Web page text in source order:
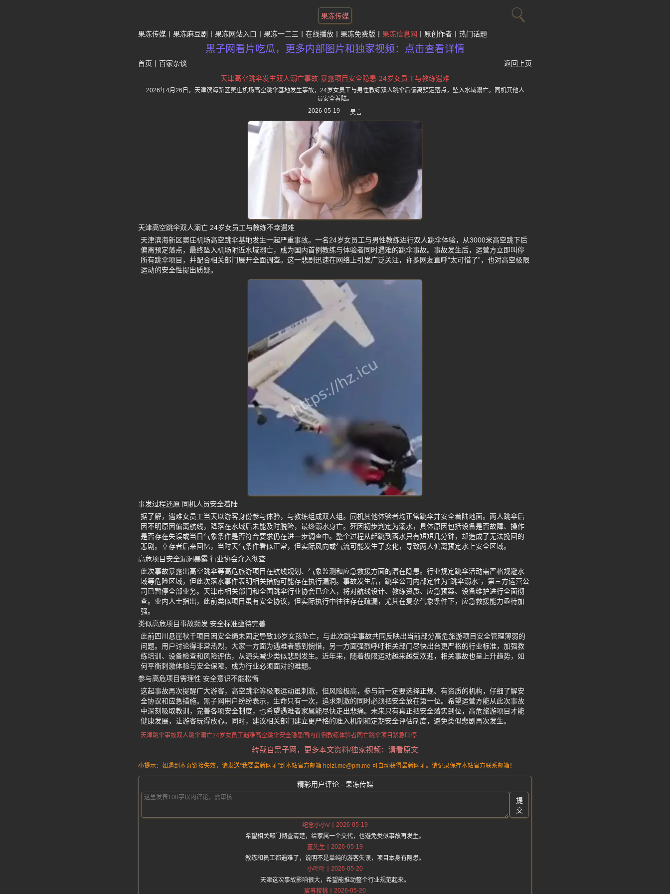
果冻传媒
果冻传媒 果冻麻豆剧 果冻网站入口 果冻一二三 在线播放 果冻免费版 果冻信息网 原创作者 热门话题
黑子网看片吃瓜，更多内部图片和独家视频：点击查看详情
首页 百家杂谈
返回上页
天津高空跳伞发生双人溺亡事故-暴露项目安全隐患-24岁女员工与教练遇难
2026年4月26日，天津滨海新区窦庄机场高空跳伞基地发生事故，24岁女员工与男性教练双人跳伞后偏离预定落点，坠入水域溺亡。同机其他人
员安全着陆。
2026-05-19
吴言
天津高空跳伞双人溺亡 24岁女员工与教练不幸遇难
天津滨海新区窦庄机场高空跳伞基地发生一起严重事故。一名24岁女员工与男性教练进行双人跳伞体验，从3000米高空跳下后
偏离预定落点，最终坠入机场附近水域溺亡，成为国内首例教练与体验者同时遇难的跳伞事故。事故发生后，运营方立即叫停
所有跳伞项目，并配合相关部门展开全面调查。这一悲剧迅速在网络上引发广泛关注，许多网友直呼“太可惜了”，也对高空极限
运动的安全性提出质疑。
事发过程还原 同机人员安全着陆
据了解，遇难女员工当天以游客身份参与体验，与教练组成双人组。同机其他体验者均正常跳伞并安全着陆地面。两人跳伞后
因不明原因偏离航线，降落在水域后未能及时脱险，最终溺水身亡。死因初步判定为溺水，具体原因包括设备是否故障、操作
是否存在失误或当日气象条件是否符合要求仍在进一步调查中。整个过程从起跳到落水只有短短几分钟，却造成了无法挽回的
悲剧。幸存者后来回忆，当时天气条件看似正常，但实际风向或气流可能发生了变化，导致两人偏离预定水上安全区域。
高危项目安全漏洞暴露 行业协会介入彻查
此次事故暴露出高空跳伞等高危旅游项目在航线规划、气象监测和应急救援方面的潜在隐患。行业规定跳伞活动需严格规避水
域等危险区域，但此次落水事件表明相关措施可能存在执行漏洞。事故发生后，跳伞公司内部定性为“跳伞溺水”，第三方运营公
司已暂停全部业务。天津市相关部门和全国跳伞行业协会已介入，将对航线设计、教练资质、应急预案、设备维护进行全面彻
查。业内人士指出，此前类似项目虽有安全协议，但实际执行中往往存在疏漏，尤其在复杂气象条件下，应急救援能力亟待加
强。
类似高危项目事故频发 安全标准亟待完善
此前四川悬崖秋千项目因安全绳未固定导致16岁女孩坠亡，与此次跳伞事故共同反映出当前部分高危旅游项目安全管理薄弱的
问题。用户讨论得非常热烈，大家一方面为遇难者感到惋惜，另一方面强烈呼吁相关部门尽快出台更严格的行业标准，加强教
练培训、设备检查和风险评估，从源头减少类似悲剧发生。近年来，随着极限运动越来越受欢迎，相关事故也呈上升趋势，如
何平衡刺激体验与安全保障，成为行业必须面对的难题。
参与高危项目需理性 安全意识不能松懈
这起事故再次提醒广大游客，高空跳伞等极限运动虽刺激，但风险极高，参与前一定要选择正规、有资质的机构，仔细了解安
全协议和应急措施。黑子网用户纷纷表示，生命只有一次，追求刺激的同时必须把安全放在第一位。希望运营方能从此次事故
中深刻吸取教训，完善各项安全制度，也希望遇难者家属能尽快走出悲痛。未来只有真正把安全落实到位，高危旅游项目才能
健康发展，让游客玩得放心。同时，建议相关部门建立更严格的准入机制和定期安全评估制度，避免类似悲剧再次发生。
天津跳伞事故双人跳伞溺亡24岁女员工遇难高空跳伞安全隐患 国内首例教练体验者同亡跳伞项目紧急叫停
转载自黑子网，更多本文资料/独家视频：请看原文
小提示：如遇到本页链接失效，请发送“我要最新网址”到本站官方邮箱 heizi.me@pm.me 可自动获得最新网址。请记录保存本站官方联系邮箱！
精彩用户评论 - 果冻传媒
提
交
纪念小小V
2026-05-19
希望相关部门彻查清楚，给家属一个交代，也避免类似事故再发生。
董先生
2026-05-19
教练和员工都遇难了，说明不是单纯的游客失误，项目本身有隐患。
小叶叶
2026-05-20
天津这次事故影响很大，希望能推动整个行业规范起来。
宸荨糭桃
2026-05-20